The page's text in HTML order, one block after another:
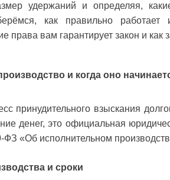
удержаний и определяя,
как правильно работает
права вам гарантирует закон и как
и когда оно
принудительного взыскания
денег, это официальная
«Об исполнительном
и сроки